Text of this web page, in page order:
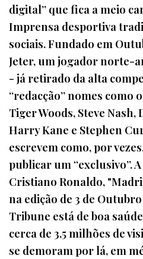
digital” que fica a meio
Imprensa desportiva
sociais. Fundado em
Jeter, um jogador norte-
- já retirado da alta
“redacção” nomes como
Tiger Woods, Steve Nash,
Harry Kane e Stephen
escrevem como, por
publicar um “exclusivo”.
Cristiano Ronaldo,
na edição de 3 de Outubro
Tribune está de boa
cerca de 3,5 milhões de
se demoram por lá, em